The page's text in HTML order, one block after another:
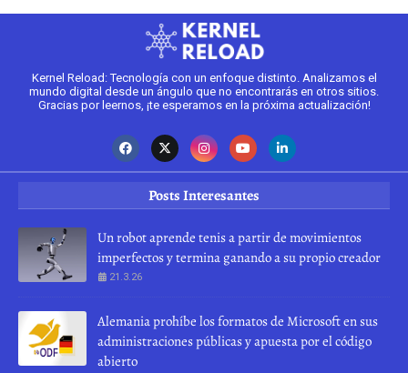
Kernel Reload: Tecnología con un enfoque distinto. Analizamos el
mundo digital desde un ángulo que no encontrarás en otros sitios.
Gracias por leernos, ¡te esperamos en la próxima actualización!
Posts Interesantes
Un robot aprende tenis a partir de movimientos
imperfectos y termina ganando a su propio creador
21.3.26
Alemania prohíbe los formatos de Microsoft en sus
administraciones públicas y apuesta por el código
abierto